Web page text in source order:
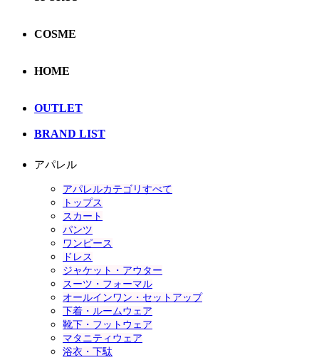
COSME
HOME
OUTLET
BRAND LIST
アパレル
アパレルカテゴリすべて
トップス
スカート
パンツ
ワンピース
ドレス
ジャケット・アウター
スーツ・フォーマル
オールインワン・セットアップ
下着・ルームウェア
靴下・フットウェア
マタニティウェア
浴衣・下駄